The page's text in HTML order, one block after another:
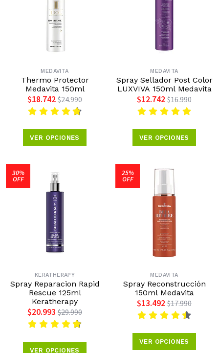
MEDAVITA
Thermo Protector
Medavita 150ml
$18.742 $24.990
VER OPCIONES
MEDAVITA
Spray Sellador Post Color
LUXVIVA 150ml Medavita
$12.742 $16.990
VER OPCIONES
30%
OFF
KERATHERAPY
Spray Reparacion Rapid
Rescue 125ml
Keratherapy
$20.993 $29.990
VER OPCIONES
25%
OFF
MEDAVITA
Spray Reconstrucción
150ml Medavita
$13.492 $17.990
VER OPCIONES